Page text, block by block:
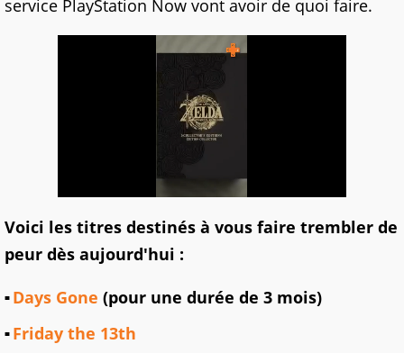
service PlayStation Now vont avoir de quoi faire.
Voici les titres destinés à vous faire trembler de
peur dès aujourd'hui :
Days Gone (pour une durée de 3 mois)
Friday the 13th